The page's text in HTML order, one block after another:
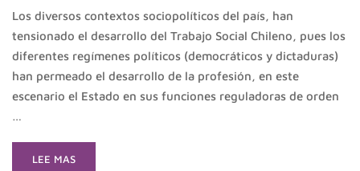
Los diversos contextos sociopolíticos del país, han
tensionado el desarrollo del Trabajo Social Chileno, pues los
diferentes regímenes políticos (democráticos y dictaduras)
han permeado el desarrollo de la profesión, en este
escenario el Estado en sus funciones reguladoras de orden
…
READ
LEE MAS